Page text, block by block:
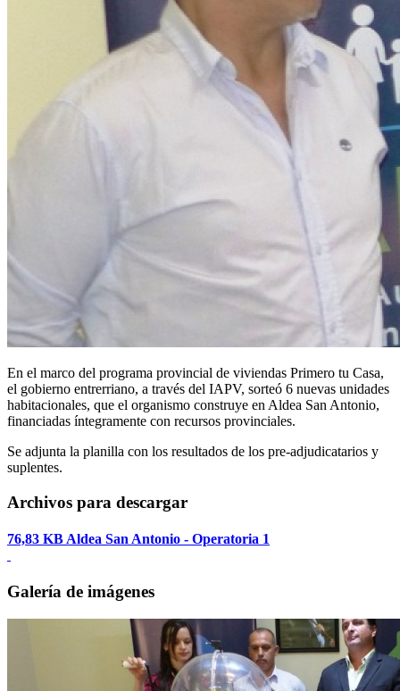
En el marco del programa provincial de viviendas Primero tu Casa,
el gobierno entrerriano, a través del IAPV, sorteó 6 nuevas unidades
habitacionales, que el organismo construye en Aldea San Antonio,
financiadas íntegramente con recursos provinciales.
Se adjunta la planilla con los resultados de los pre-adjudicatarios y
suplentes.
Archivos para descargar
76,83 KB Aldea San Antonio - Operatoria 1
Galería de imágenes